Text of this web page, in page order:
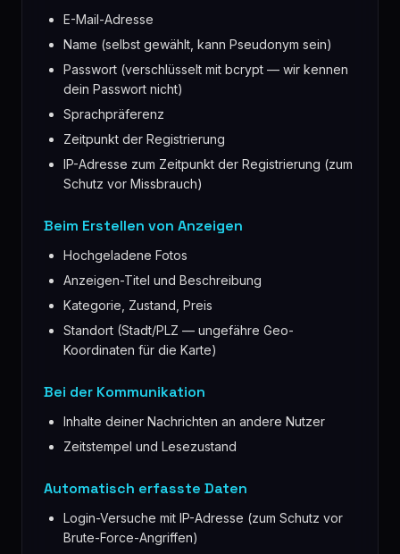
E-Mail-Adresse
Name (selbst gewählt, kann Pseudonym sein)
Passwort (verschlüsselt mit bcrypt — wir kennen
dein Passwort nicht)
Sprachpräferenz
Zeitpunkt der Registrierung
IP-Adresse zum Zeitpunkt der Registrierung (zum
Schutz vor Missbrauch)
Beim Erstellen von Anzeigen
Hochgeladene Fotos
Anzeigen-Titel und Beschreibung
Kategorie, Zustand, Preis
Standort (Stadt/PLZ — ungefähre Geo-
Koordinaten für die Karte)
Bei der Kommunikation
Inhalte deiner Nachrichten an andere Nutzer
Zeitstempel und Lesezustand
Automatisch erfasste Daten
Login-Versuche mit IP-Adresse (zum Schutz vor
Brute-Force-Angriffen)